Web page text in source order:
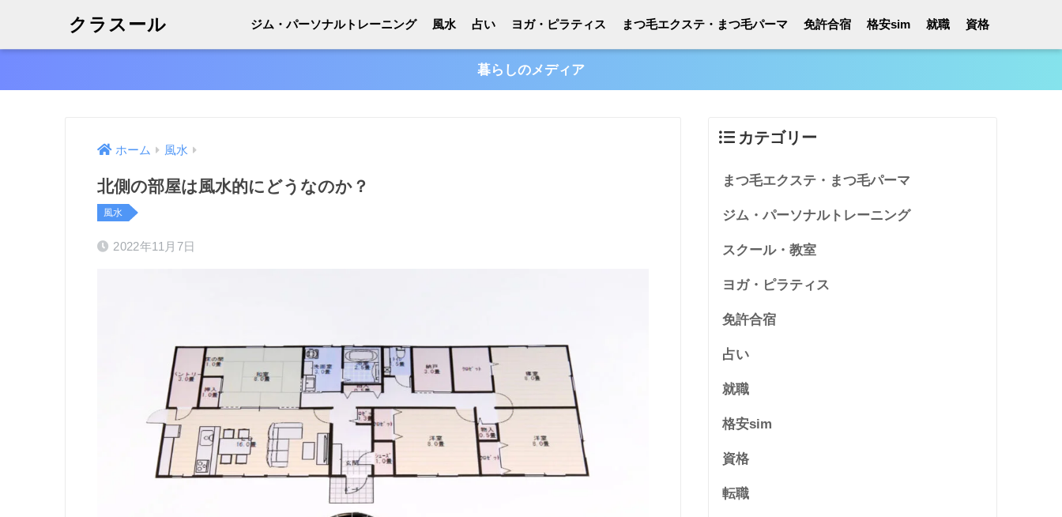
クラスール ジム・パーソナルトレーニング 風水 占い ヨガ・ピラティス まつ毛エクステ・まつ毛パーマ 免許合宿 格安sim 就職 資格
暮らしのメディア
ホーム 風水
北側の部屋は風水的にどうなのか？
風水
2022年11月7日
カテゴリー
まつ毛エクステ・まつ毛パーマ
ジム・パーソナルトレーニング
スクール・教室
ヨガ・ピラティス
免許合宿
占い
就職
格安sim
資格
転職